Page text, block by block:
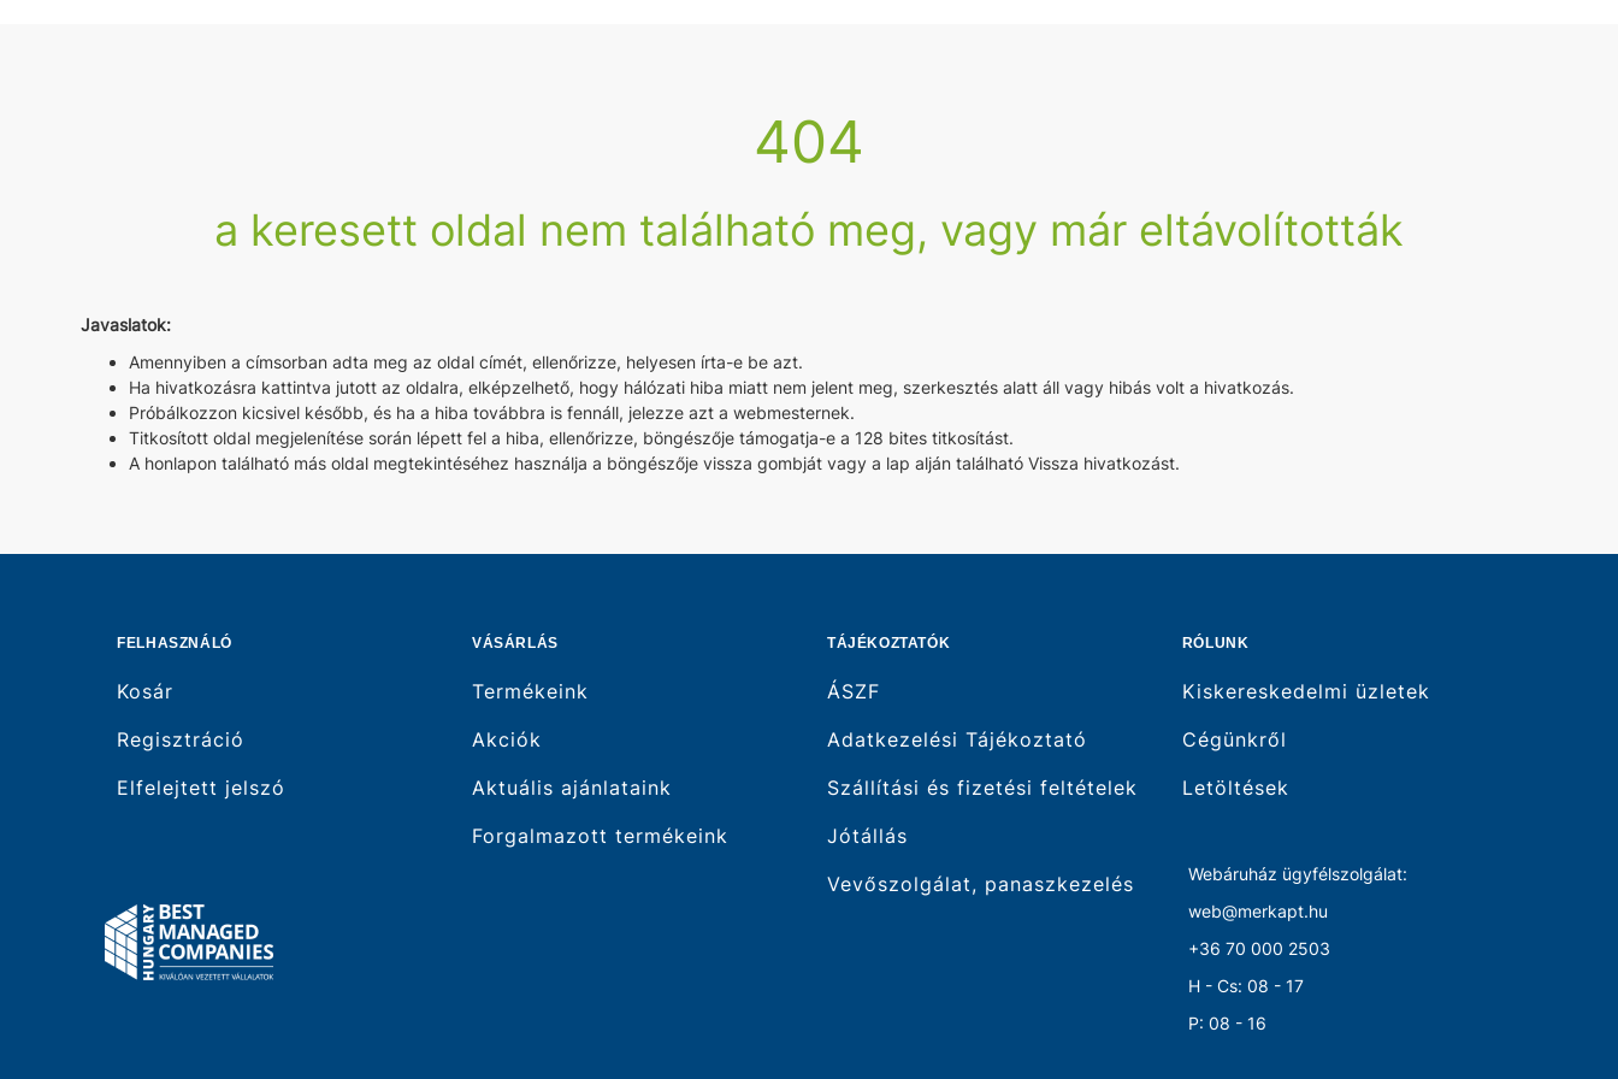
404
a keresett oldal nem található meg, vagy már eltávolították
Javaslatok:
Amennyiben a címsorban adta meg az oldal címét, ellenőrizze, helyesen írta-e be azt.
Ha hivatkozásra kattintva jutott az oldalra, elképzelhető, hogy hálózati hiba miatt nem jelent meg, szerkesztés alatt áll vagy hibás volt a hivatkozás.
Próbálkozzon kicsivel később, és ha a hiba továbbra is fennáll, jelezze azt a webmesternek.
Titkosított oldal megjelenítése során lépett fel a hiba, ellenőrizze, böngészője támogatja-e a 128 bites titkosítást.
A honlapon található más oldal megtekintéséhez használja a böngészője vissza gombját vagy a lap alján található Vissza hivatkozást.
FELHASZNÁLÓ
Kosár
Regisztráció
Elfelejtett jelszó
VÁSÁRLÁS
Termékeink
Akciók
Aktuális ajánlataink
Forgalmazott termékeink
TÁJÉKOZTATÓK
ÁSZF
Adatkezelési Tájékoztató
Szállítási és fizetési feltételek
Jótállás
Vevőszolgálat, panaszkezelés
RÓLUNK
Kiskereskedelmi üzletek
Cégünkről
Letöltések
Webáruház ügyfélszolgálat:
web@merkapt.hu
+36 70 000 2503
H - Cs: 08 - 17
P: 08 - 16